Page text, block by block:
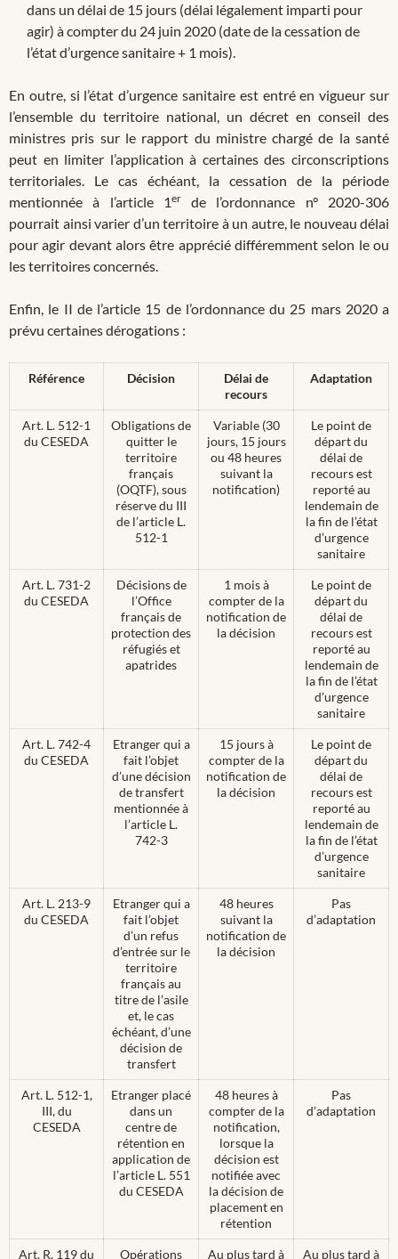
dans un délai de 15 jours (délai légalement imparti pour
agir) à compter du 24 juin 2020 (date de la cessation de
l’état d’urgence sanitaire + 1 mois).
En outre, si l’état d’urgence sanitaire est entré en vigueur sur
l’ensemble du territoire national, un décret en conseil des
ministres pris sur le rapport du ministre chargé de la santé
peut en limiter l’application à certaines des circonscriptions
territoriales. Le cas échéant, la cessation de la période
mentionnée à l’article 1er de l’ordonnance n° 2020-306
pourrait ainsi varier d’un territoire à un autre, le nouveau délai
pour agir devant alors être apprécié différemment selon le ou
les territoires concernés.
Enfin, le II de l’article 15 de l’ordonnance du 25 mars 2020 a
prévu certaines dérogations :
Référence Décision
Délai de
recours
Adaptation
Art. L. 512-1
du CESEDA
Obligations de
quitter le
territoire
français
(OQTF), sous
réserve du III
de l’article L.
512-1
Variable (30
jours, 15 jours
ou 48 heures
suivant la
notification)
Le point de
départ du
délai de
recours est
reporté au
lendemain de
la fin de l’état
d’urgence
sanitaire
Art. L. 731-2
du CESEDA
Décisions de
l’Office
français de
protection des
réfugiés et
apatrides
1 mois à
compter de la
notification de
la décision
Le point de
départ du
délai de
recours est
reporté au
lendemain de
la fin de l’état
d’urgence
sanitaire
Art. L. 742-4
du CESEDA
Etranger qui a
fait l’objet
d’une décision
de transfert
mentionnée à
l’article L.
742-3
15 jours à
compter de la
notification de
la décision
Le point de
départ du
délai de
recours est
reporté au
lendemain de
la fin de l’état
d’urgence
sanitaire
Art. L. 213-9
du CESEDA
Etranger qui a
fait l’objet
d’un refus
d’entrée sur le
territoire
français au
titre de l’asile
et, le cas
échéant, d’une
décision de
transfert
48 heures
suivant la
notification de
la décision
Pas
d’adaptation
Art. L. 512-1,
III, du
CESEDA
Etranger placé
dans un
centre de
rétention en
application de
l’article L. 551
du CESEDA
48 heures à
compter de la
notification,
lorsque la
décision est
notifiée avec
la décision de
placement en
rétention
Pas
d’adaptation
Art. R. 119 du Opérations Au plus tard à Au plus tard à